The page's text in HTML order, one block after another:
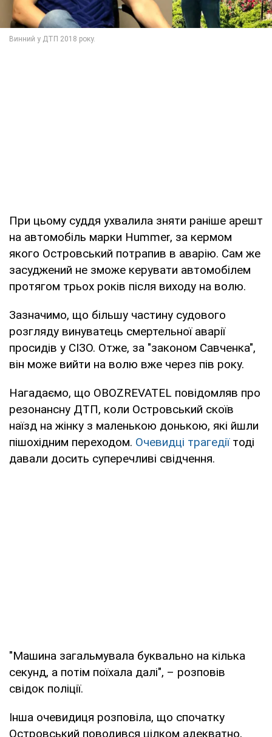
При цьому суддя ухвалила зняти раніше арешт
на автомобіль марки Hummer, за кермом
якого Островський потрапив в аварію. Сам же
засуджений не зможе керувати автомобілем
протягом трьох років після виходу на волю.
Зазначимо, що більшу частину судового
розгляду винуватець смертельної аварії
просидів у СІЗО. Отже, за "законом Савченка",
він може вийти на волю вже через пів року.
Нагадаємо, що OBOZREVATEL повідомляв про
резонансну ДТП, коли Островський скоїв
наїзд на жінку з маленькою донькою, які йшли
пішохідним переходом. Очевидці трагедіїтоді
давали досить суперечливі свідчення.
"Машина загальмувала буквально на кілька
секунд, а потім поїхала далі", – розповів
свідок поліції.
Інша очевидиця розповіла, що спочатку
Островський поводився цілком адекватно,